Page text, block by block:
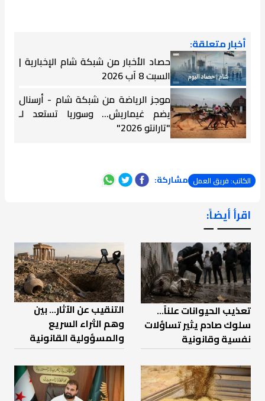
أخبار متعلقة:
حصاد الأخبار من شبكة شام الإخبارية |
السبت 8 آب 2026
موجز الرياضة من شبكة شام - أرسنال
يضم غيماريش... وسوريا تستعد لـ
"تارانتو 2026"
الكاتب: فريق العمل مشاركة:
اقرأ أيضاً:
ـــــــ ــ
تعذيب الحيوانات علناً…
سلوك صادم يثير تساؤلات
نفسية وقانونية
التنقيب عن الآثار… بين
وهم الثراء السريع
والمسؤولية القانونية